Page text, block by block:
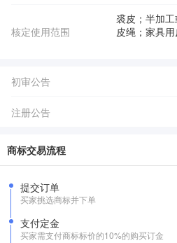
核定使用范围
裘皮；半加
皮绳；家具
初审公告
注册公告
商标交易流程
提交订单
买家挑选商标并下单
支付定金
买家需支付商标标价的10%的购买订金